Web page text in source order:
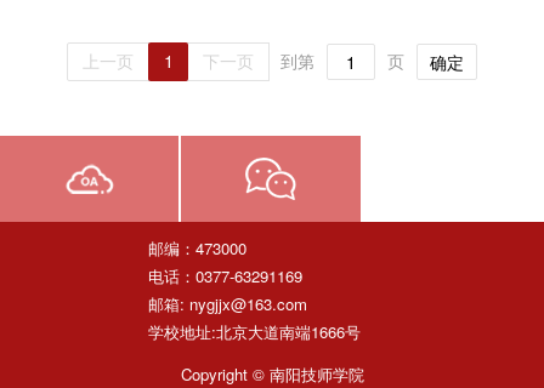
上一页 1 下一页 到第 页 确定
邮编：473000
电话：0377-63291169
邮箱: nygjjx@163.com
学校地址:北京大道南端1666号
Copyright © 南阳技师学院